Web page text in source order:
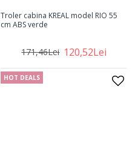
Troler cabina KREAL model RIO 55
cm ABS verde
120,52Lei
171,46Lei
HOT DEALS